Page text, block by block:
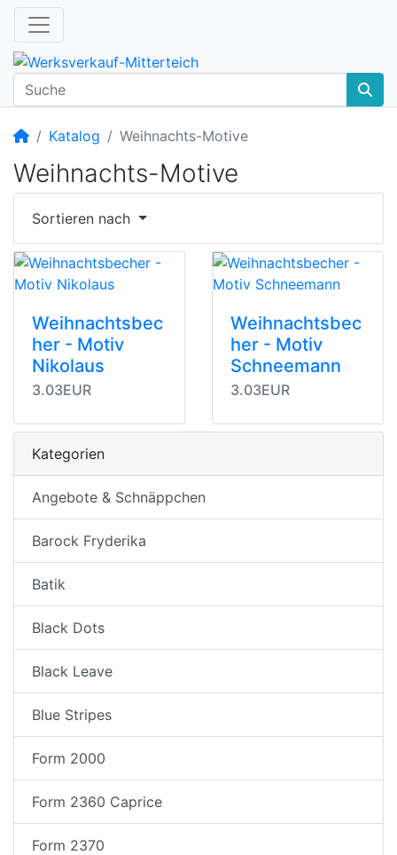
Startseite
Katalog Weihnachts-Motive
Weihnachts-Motive
Sortieren nach
Weihnachtsbec
her - Motiv
Nikolaus
3.03EUR
Weihnachtsbec
her - Motiv
Schneemann
3.03EUR
Kategorien
Angebote & Schnäppchen
Barock Fryderika
Batik
Black Dots
Black Leave
Blue Stripes
Form 2000
Form 2360 Caprice
Form 2370